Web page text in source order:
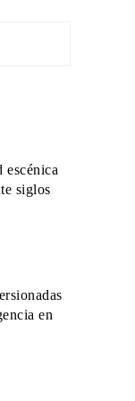
escénica
siglos
en